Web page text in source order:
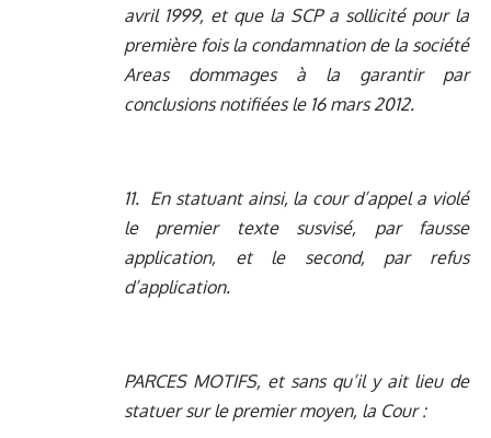
avril 1999, et que la SCP a sollicité pour la
première fois la condamnation de la société
Areas dommages à la garantir par
conclusions notifiées le 16 mars 2012.
11. En statuant ainsi, la cour d’appel a violé
le premier texte susvisé, par fausse
application, et le second, par refus
d’application.
PARCES MOTIFS, et sans qu’il y ait lieu de
statuer sur le premier moyen, la Cour :